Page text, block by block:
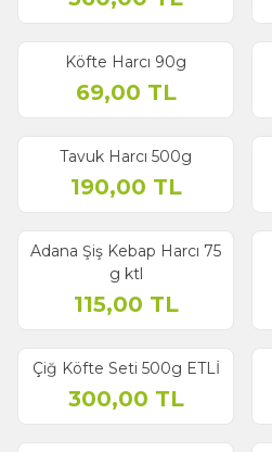
Köfte Harcı 90g
69,00 TL
Tavuk Harcı 500g
190,00 TL
Adana Şiş Kebap Harcı 75
g ktl
115,00 TL
Çiğ Köfte Seti 500g ETLİ
300,00 TL